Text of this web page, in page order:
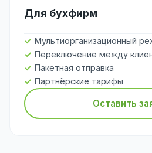
Для бухфирм
Мультиорганизационный
Переключение между
Пакетная отправка
Партнёрские тарифы
Оставить